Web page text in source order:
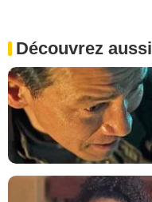
Découvrez aussi